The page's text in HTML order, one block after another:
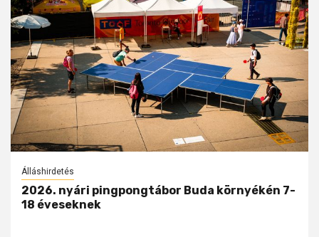
Álláshirdetés
2026. nyári pingpongtábor Buda környékén 7-
18 éveseknek